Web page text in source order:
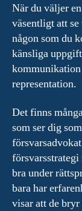
När du väljer
väsentligt att
någon som du
känsliga
representation.
Det finns
som ser dig
försvarsstrategi
bra under
bara har
visar att de